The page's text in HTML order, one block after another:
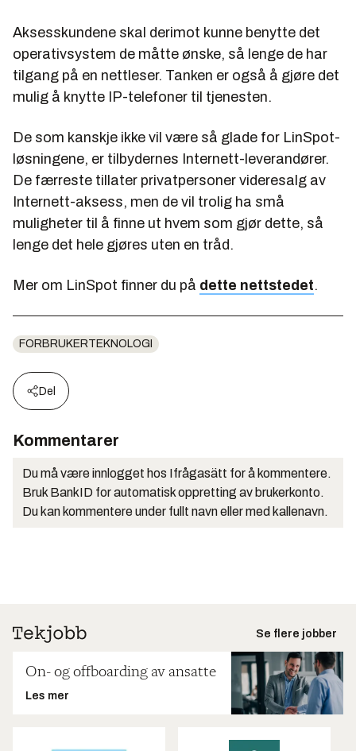
Aksesskundene skal derimot kunne benytte det
operativsystem de måtte ønske, så lenge de har
tilgang på en nettleser. Tanken er også å gjøre det
mulig å knytte IP-telefoner til tjenesten.
De som kanskje ikke vil være så glade for LinSpot-
løsningene, er tilbydernes Internett-leverandører.
De færreste tillater privatpersoner videresalg av
Internett-aksess, men de vil trolig ha små
muligheter til å finne ut hvem som gjør dette, så
lenge det hele gjøres uten en tråd.
Mer om LinSpot finner du på dette nettstedet.
FORBRUKERTEKNOLOGI
Del
Kommentarer
Du må være innlogget hos Ifrågasätt for å kommentere.
Bruk BankID for automatisk oppretting av brukerkonto.
Du kan kommentere under fullt navn eller med kallenavn.
Se flere jobber
On- og offboarding av ansatte
Les mer